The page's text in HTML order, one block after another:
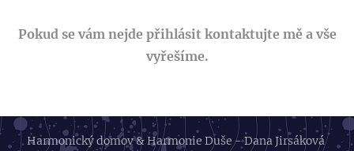
Pokud se vám nejde přihlásit kontaktujte mě a vše
vyřešíme.
Harmonický domov & Harmonie Duše - Dana Jirsáková